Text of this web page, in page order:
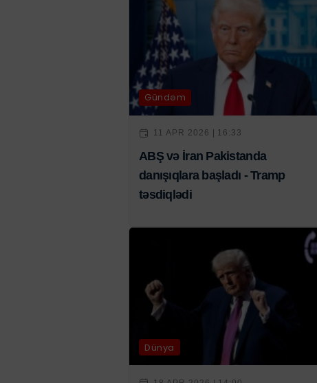
Gündəm
11 APR 2026 | 16:33
ABŞ və İran Pakistanda
danışıqlara başladı - Tramp
təsdiqlədi
Dünya